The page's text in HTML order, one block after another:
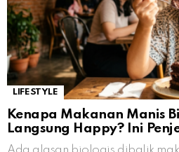
LIFESTYLE
Kenapa Makanan Manis
Langsung Happy? Ini